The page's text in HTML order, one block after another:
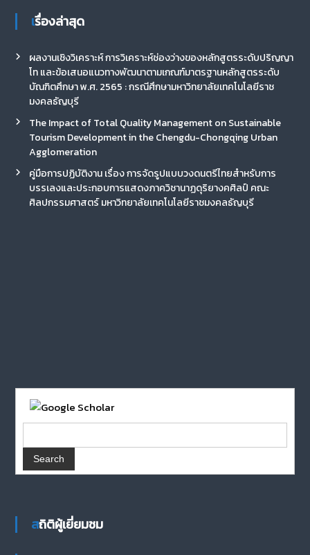
เรื่องล่าสุด
ผลงานเชิงวิเคราะห์ การวิเคราะห์ช่องว่างของหลักสูตรระดับปริญญา
โท และข้อเสนอแนวทางพัฒนาตามเกณฑ์มาตรฐานหลักสูตรระดับ
บัณฑิตศึกษา พ.ศ. 2565 : กรณีศึกษามหาวิทยาลัยเทคโนโลยีราช
มงคลธัญบุรี
The Impact of Total Quality Management on Sustainable
Tourism Development in the Chengdu-Chongqing Urban
Agglomeration
คู่มือการปฏิบัติงาน เรื่อง การจัดรูปแบบวงดนตรีไทยสำหรับการ
บรรเลงและประกอบการแสดงภาควิชานาฏดุริยางคศิลป์ คณะ
ศิลปกรรมศาสตร์ มหาวิทยาลัยเทคโนโลยีราชมงคลธัญบุรี
สถิติผู้เยี่ยมชม